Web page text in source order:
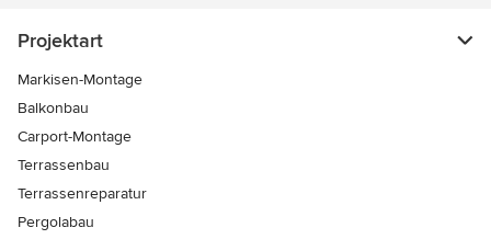
Projektart
Markisen-Montage
Balkonbau
Carport-Montage
Terrassenbau
Terrassenreparatur
Pergolabau